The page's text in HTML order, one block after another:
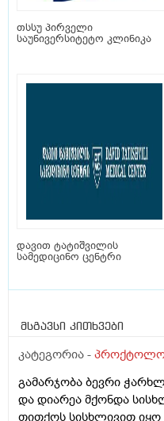
თსსუ პირველი
საუნივერსიტეტო კლინიკა
დავით ტატიშვილის
სამედიცინო ცენტრი
მსგავსი კითხვები
კატეგორია -
გამარჯობა ბევრი
და დიარეა მქონდა
თითქოს სისხლივით იყო